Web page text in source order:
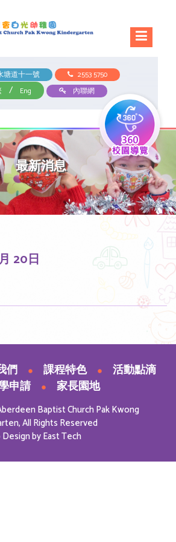
塘道十一號
2553 5750
/ Eng 內聯網
最新消息
20日
們 課程特色
活動點滴
申請
家長園地
Baptist Church Pak Kwong
All Rights Reserved
DesignbyEast Tech